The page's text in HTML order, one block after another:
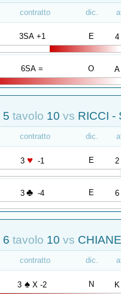
contratto dic.
3SA +1 E 4
6SA = O A
5 tavolo 10 vs RICCI -
contratto dic.
3 ♥ -1 E 2
3 ♣ -4 E 6
6 tavolo 10 vs
contratto dic.
3 ♠ X -2 N K